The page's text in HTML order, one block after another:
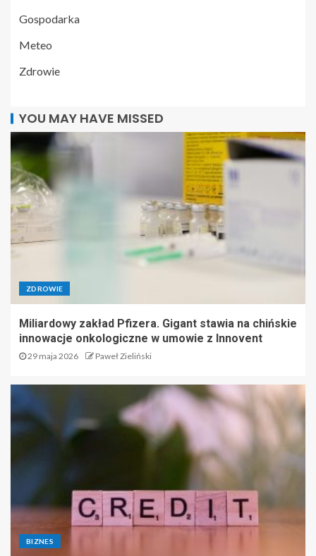
Gospodarka
Meteo
Zdrowie
YOU MAY HAVE MISSED
ZDROWIE
Miliardowy zakład Pfizera. Gigant stawia na chińskie
innowacje onkologiczne w umowie z Innovent
29 maja 2026 Paweł Zieliński
BIZNES